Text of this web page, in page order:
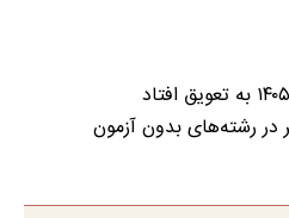
از ۵۳ هزار نفر در رشته‌های بدون آزمون